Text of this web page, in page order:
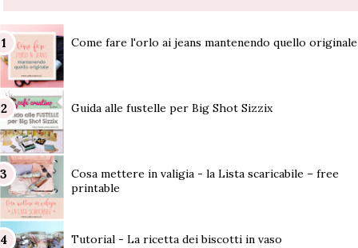
Come fare l'orlo ai jeans mantenendo quello originale
Guida alle fustelle per Big Shot Sizzix
Cosa mettere in valigia - la Lista scaricabile – free
printable
Tutorial - La ricetta dei biscotti in vaso